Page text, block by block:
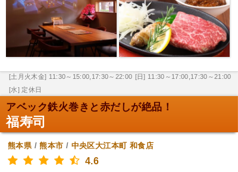
[土月火木金] 11:30～15:00,17:30～22:00 [日] 11:30～17:00,17:30～21:00
[水] 定休日
アベック鉄火巻きと赤だしが絶品！
福寿司
熊本県/熊本市 / 中央区大江本町 和食店
4.6